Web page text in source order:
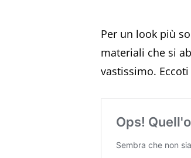
Per un look più
materiali che si
vastissimo.